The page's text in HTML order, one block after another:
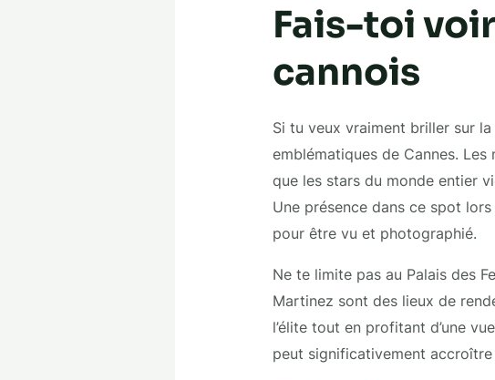
Fais-toi
cannois
Si tu veux vraiment briller sur
emblématiques de Cannes. Les
que les stars du monde entier
Une présence dans ce spot
pour être vu et photographié.
Ne te limite pas au Palais des
Martinez sont des lieux de
l’élite tout en profitant d’une
peut significativement